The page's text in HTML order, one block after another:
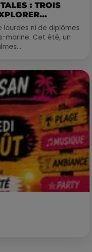
: TROIS
lourdes ni de diplômes
marine. Cet été, un